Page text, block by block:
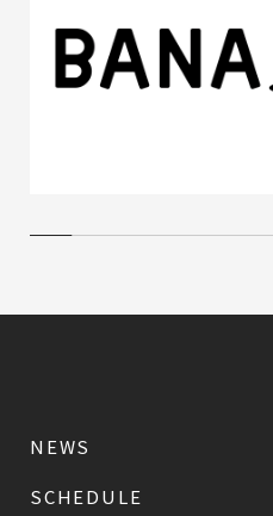
NEWS
SCHEDULE